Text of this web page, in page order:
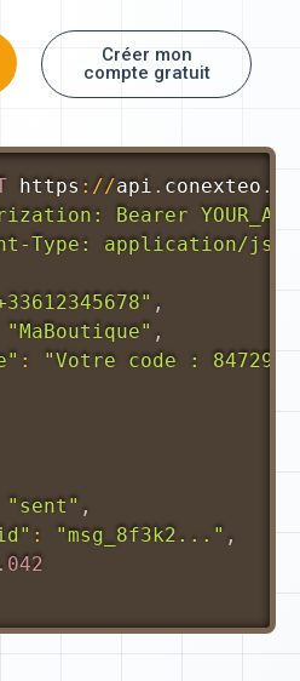
Créer mon
compte gratuit
https : //api . conexteo .
Bearer
Type: application/
,
"MaBoutique" ,
:
"Votre code : 847291"
"sent" ,
: "msg_8f3k2..." ,